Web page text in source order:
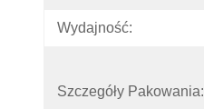
Wydajność:
Szczegóły Pakowania: